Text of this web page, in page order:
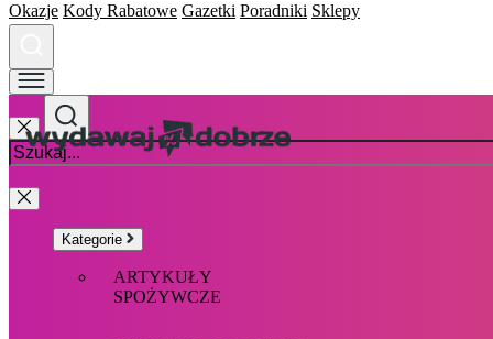
Okazje Kody Rabatowe Gazetki Poradniki Sklepy
Kategorie
ARTYKUŁY
SPOŻYWCZE